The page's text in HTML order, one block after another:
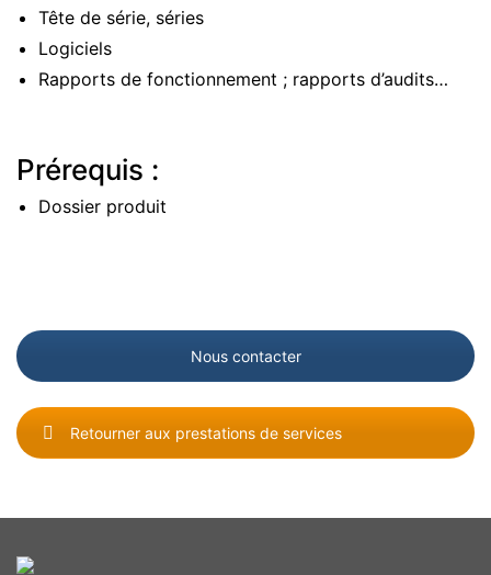
Tête de série, séries
Logiciels
Rapports de fonctionnement ; rapports d’audits…
Prérequis :
Dossier produit
Nous contacter
Retourner aux prestations de services